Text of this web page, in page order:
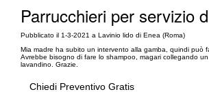
Parrucchieri per servizio
Pubblicato il 1-3-2021 a Lavinio lido di Enea (Roma)
Mia madre ha subito un intervento alla gamba, quindi può
Avrebbe bisogno di fare lo shampoo, magari collegando
lavandino. Grazie.
Chiedi Preventivo Gratis